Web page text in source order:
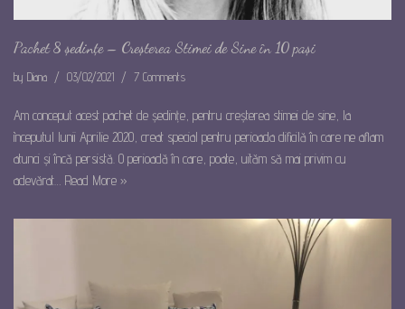
Pachet 8 ședințe – Creșterea Stimei de Sine în 10 pași
by Diana 03/02/2021 7 Comments
Am conceput acest pachet de ședințe, pentru creșterea stimei de sine, la
începutul lunii Aprilie 2020, creat special pentru perioada dificilă în care ne aflam
atunci și încă persistă. O perioadă în care, poate, uităm să mai privim cu
adevărat… Read More »